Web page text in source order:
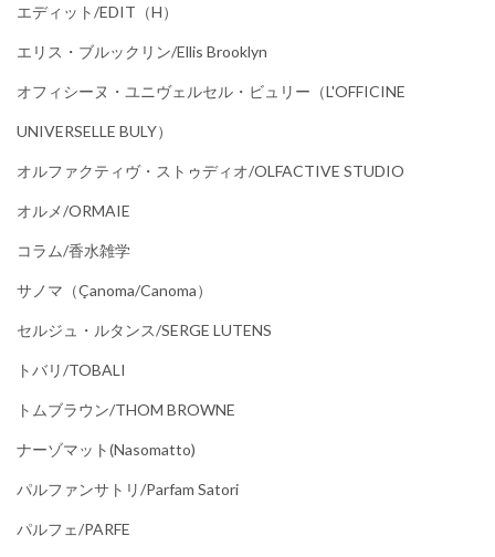
エディット/EDIT（h）
エリス・ブルックリン/Ellis Brooklyn
オフィシーヌ・ユニヴェルセル・ビュリー（L'OFFICINE
UNIVERSELLE BULY）
オルファクティヴ・ストゥディオ/OLFACTIVE STUDIO
オルメ/ORMAIE
コラム/香水雑学
サノマ（çanoma/canoma）
セルジュ・ルタンス/SERGE LUTENS
トバリ/TOBALI
トムブラウン/THOM BROWNE
ナーゾマット(Nasomatto)
パルファンサトリ/parfam Satori
パルフェ/PARFE